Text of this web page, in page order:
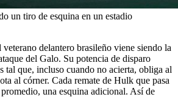
un tiro de esquina en un estadio
delantero brasileño viene siendo la
del Galo. Su potencia de disparo
tal que, incluso cuando no acierta, obliga al
al córner. Cada remate de Hulk que pasa
una esquina adicional. Así de